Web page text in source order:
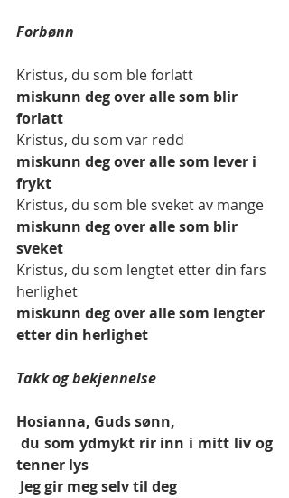
Forbønn
Kristus, du som ble forlatt
miskunn deg over alle som blir
forlatt
Kristus, du som var redd
miskunn deg over alle som lever i
frykt
Kristus, du som ble sveket av mange
miskunn deg over alle som blir
sveket
Kristus, du som lengtet etter din fars
herlighet
miskunn deg over alle som lengter
etter din herlighet
Takk og bekjennelse
Hosianna, Guds sønn,
tenner lys
Jeg gir meg selv til deg